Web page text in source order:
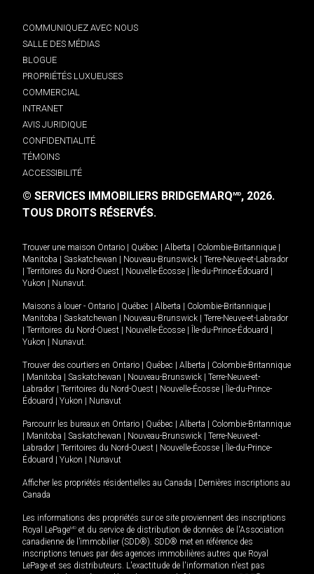
COMMUNIQUEZ AVEC NOUS
SALLE DES MÉDIAS
BLOGUE
PROPRIÉTÉS LUXUEUSES
COMMERCIAL
INTRANET
AVIS JURIDIQUE
CONFIDENTIALITÉ
TÉMOINS
ACCESSIBILITÉ
© SERVICES IMMOBILIERS BRIDGEMARQMD, 2026.
TOUS DROITS RÉSERVÉS.
Trouver une maison Ontario Québec Alberta Colombie-Britannique
Manitoba
Saskatchewan Nouveau-Brunswick
Terre-Neuve-et-Labrador
Territoires du Nord-Ouest Nouvelle-Écosse Île-du-Prince-Édouard
Yukon
Nunavut.
Maisons à louer - Ontario Québec Alberta Colombie-Britannique
Manitoba
Saskatchewan Nouveau-Brunswick
Terre-Neuve-et-Labrador
Territoires du Nord-Ouest Nouvelle-Écosse Île-du-Prince-Édouard
Yukon
Nunavut.
Trouver des courtiers en Ontario Québec Alberta
Colombie-Britannique
Manitoba Saskatchewan Nouveau-Brunswick
Terre-Neuve-et-
Labrador
Territoires du Nord-Ouest Nouvelle-Écosse
Île-du-Prince-
Édouard
Yukon Nunavut
Parcourir les bureaux en Ontario Québec Alberta
Colombie-Britannique
Manitoba Saskatchewan Nouveau-Brunswick
Terre-Neuve-et-
Labrador
Territoires du Nord-Ouest Nouvelle-Écosse
Île-du-Prince-
Édouard
Yukon Nunavut
Afficher les propriétés résidentielles au Canada
Dernières inscriptions au
Canada
Les informations des propriétés sur ce site proviennent des inscriptions
Royal LePageMD et du service de distribution de données de l'Association
canadienne de l’immobilier (SDD®). SDD® met en référence des
inscriptions tenues par des agences immobilières autres que Royal
LePage et ses distributeurs. L'exactitude de l'information n'est pas